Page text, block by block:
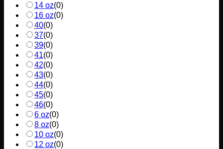
14 oz(0)
16 oz(0)
40(0)
37(0)
39(0)
41(0)
42(0)
43(0)
44(0)
45(0)
46(0)
6 oz(0)
8 oz(0)
10 oz(0)
12 oz(0)